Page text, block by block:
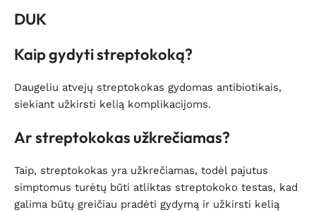
DUK
Kaip gydyti streptokoką?
Daugeliu atvejų streptokokas gydomas antibiotikais,
siekiant užkirsti kelią komplikacijoms.
Ar streptokokas užkrečiamas?
Taip, streptokokas yra užkrečiamas, todėl pajutus
simptomus turėtų būti atliktas streptokoko testas, kad
galima būtų greičiau pradėti gydymą ir užkirsti kelią